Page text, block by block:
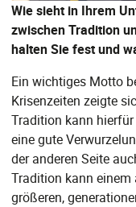
Wie sieht in Ihrem
zwischen Tradition
halten Sie fest und
Ein wichtiges Motto
Krisenzeiten zeigte
Tradition kann
eine gute
der anderen Seite
Tradition kann einem
größeren,